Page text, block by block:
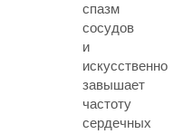
спазм
сосудов
и
искусственно
завышает
частоту
сердечных